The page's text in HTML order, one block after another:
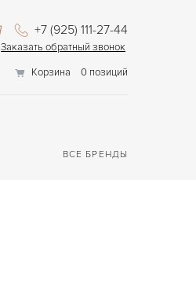
+7 (925) 111-27-44
Заказать обратный звонок
Корзина
0 позиций
ВСЕ БРЕНДЫ